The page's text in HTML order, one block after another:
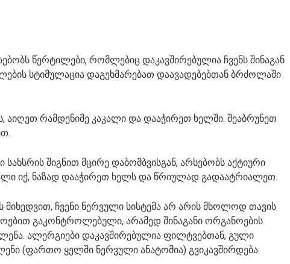
წერტილები, რომლებიც დაკავშირებულია ჩვენს შინაგან
სტიმულაცია დაგეხმარებათ დაავადებებთან ბრძოლაში
აიღეთ რამდენიმე კაკალი და დააჭირეთ ხელში. შეაბრუნეთ
შიგნით მცირე დაბომბვისგან, არსებობს აქტიური
იქ, ნაზად დააჭირეთ ხელს და წრიულად გადაატრიალეთ.
მიხედვით, ჩვენი ნერვული სისტემა არ არის მხოლოდ თავის
გაკონტროლებული, არამედ შინაგანი ორგანოების
ალერგიები დაკავშირებულია ფილტვებთან, გული
(ფართო ყელში ნერვული ანატომია) გვიკავშირდება